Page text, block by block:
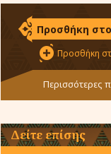
Προσθήκη
Προσθήκη
Περισσότερες
Δείτε επίσης